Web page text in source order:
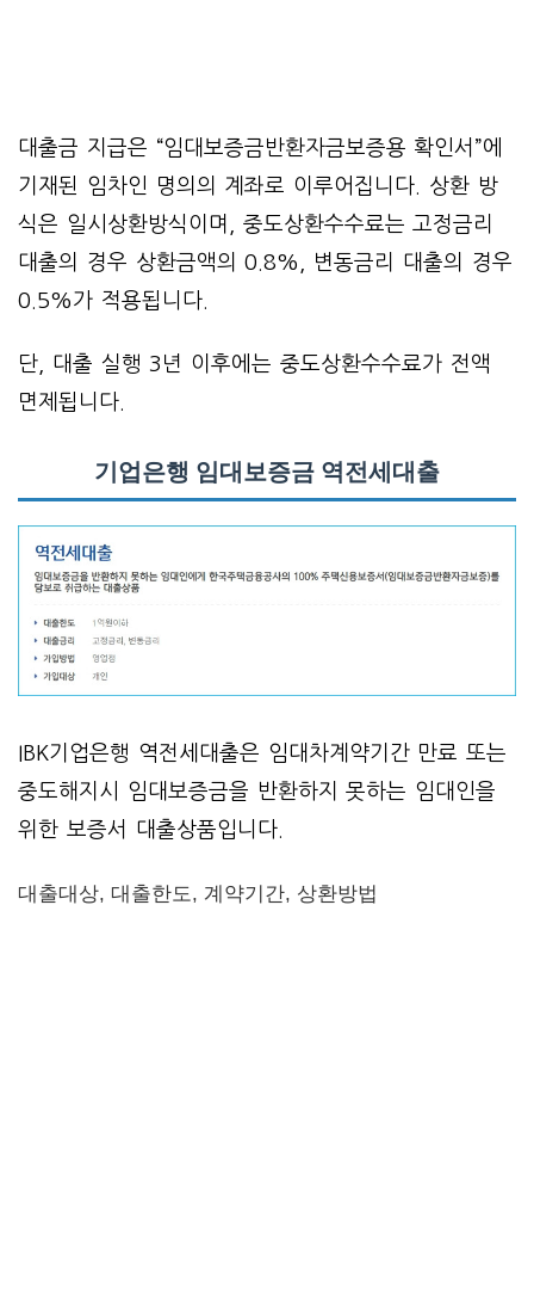
대출금 지급은 “임대보증금반환자금보증용 확인서”에
기재된 임차인 명의의 계좌로 이루어집니다. 상환 방
식은 일시상환방식이며, 중도상환수수료는 고정금리
대출의 경우 상환금액의 0.8%, 변동금리 대출의 경우
0.5%가 적용됩니다.
단, 대출 실행 3년 이후에는 중도상환수수료가 전액
면제됩니다.
기업은행 임대보증금 역전세대출
IBK기업은행 역전세대출은 임대차계약기간 만료 또는
중도해지시 임대보증금을 반환하지 못하는 임대인을
위한 보증서 대출상품입니다.
대출대상, 대출한도, 계약기간, 상환방법